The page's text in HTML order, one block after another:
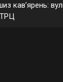
кавʼярень: